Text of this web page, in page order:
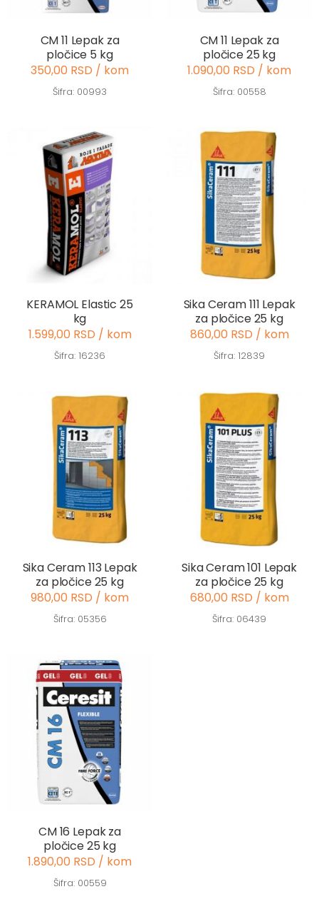
CM 11 Lepak za
pločice 5 kg
350,00 RSD / kom
Šifra: 00993
CM 11 Lepak za
pločice 25 kg
1.090,00 RSD / kom
Šifra: 00558
KERAMOL Elastic 25
kg
1.599,00 RSD / kom
Šifra: 16236
Sika Ceram 111 Lepak
za pločice 25 kg
860,00 RSD / kom
Šifra: 12839
Sika Ceram 113 Lepak
za pločice 25 kg
980,00 RSD / kom
Šifra: 05356
Sika Ceram 101 Lepak
za pločice 25 kg
680,00 RSD / kom
Šifra: 06439
CM 16 Lepak za
pločice 25 kg
1.890,00 RSD / kom
Šifra: 00559